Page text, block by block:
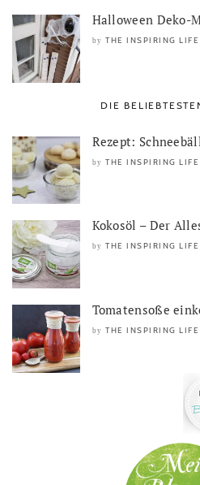
Halloween Deko-
by THE INSPIRING LIFE
DIE
Rezept:
by THE INSPIRING LIFE
Kokosöl – Der
by THE INSPIRING LIFE
Tomatensoße
by THE INSPIRING LIFE